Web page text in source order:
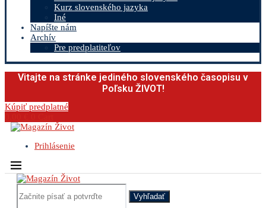
Kurz slovenského jazyka
Iné
Napíšte nám
Archív
Pre predplatiteľov
Vitajte na stránke jediného slovenského časopisu v
Poľsku ŽIVOT!
Kúpiť predplatné
Prihlásenie
Vyhľadať